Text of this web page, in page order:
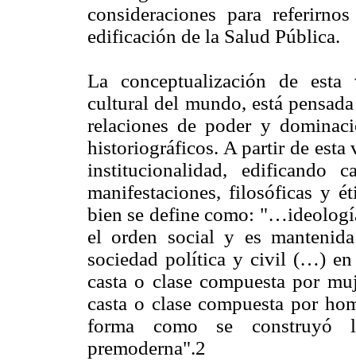
consideraciones para
edificación de la Salud Pública.
La conceptualización de
cultural del mundo, está
relaciones de poder y
historiográficos. A partir de esta
institucionalidad, edificando
manifestaciones, filosóficas y
bien se define como:
el orden social y es
sociedad política y civil (…) en
casta o clase compuesta por
casta o clase compuesta por
forma como se construyó
premoderna".2